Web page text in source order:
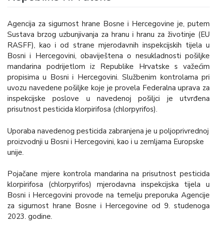
Agencija za sigurnost hrane Bosne i Hercegovine je, putem
Sustava brzog uzbunjivanja za hranu i hranu za životinje (EU
RASFF), kao i od strane mjerodavnih inspekcijskih tijela u
Bosni i Hercegovini, obaviještena o nesukladnosti pošiljke
mandarina podrijetlom iz Republike Hrvatske s važećim
propisima u Bosni i Hercegovini. Službenim kontrolama pri
uvozu navedene pošiljke koje je provela Federalna uprava za
inspekcijske poslove u navedenoj pošiljci je utvrđena
prisutnost pesticida klorpirifosa (chlorpyrifos).
Uporaba navedenog pesticida zabranjena je u poljoprivrednoj
proizvodnji u Bosni i Hercegovini, kao i u zemljama Europske
unije.
Pojačane mjere kontrola mandarina na prisutnost pesticida
klorpirifosa (chlorpyrifos) mjerodavna inspekcijska tijela u
Bosni i Hercegovini provode na temelju preporuka Agencije
za sigurnost hrane Bosne i Hercegovine od 9. studenoga
2023. godine.